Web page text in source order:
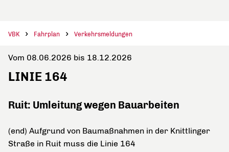
VBK Fahrplan Verkehrsmeldungen
Vom 08.06.2026 bis 18.12.2026
LINIE 164
Ruit: Umleitung wegen Bauarbeiten
(end) Aufgrund von Baumaßnahmen in der Knittlinger
Straße in Ruit muss die Linie 164